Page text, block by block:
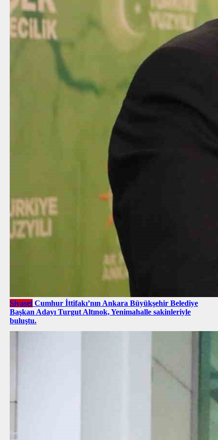
Siyaset Cumhur İttifakı’nın Ankara Büyükşehir Belediye
Başkan Adayı Turgut Altınok, Yenimahalle sakinleriyle
buluştu.